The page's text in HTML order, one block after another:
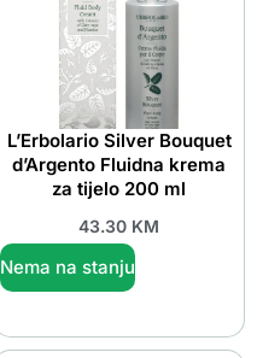
L’Erbolario Silver Bouquet
d’Argento Fluidna krema
za tijelo 200 ml
43.30 KM
Nema na stanju